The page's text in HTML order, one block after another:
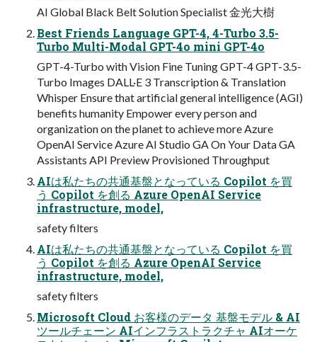
AI Global Black Belt Solution Specialist 金光大樹
Best Friends Language GPT-4, 4-Turbo 3.5-
Turbo Multi-Modal GPT-4o mini GPT-4o
GPT-4-Turbo with Vision Fine Tuning GPT-4 GPT-3.5-
Turbo Images DALL·E 3 Transcription & Translation
Whisper Ensure that artificial general intelligence (AGI)
benefits humanity Empower every person and
organization on the planet to achieve more Azure
OpenAI Service Azure AI Studio GA On Your Data GA
Assistants API Preview Provisioned Throughput
AIは私たちの共通基盤となっている Copilot を買
う Copilot を創る Azure OpenAI Service
infrastructure, model,
safety filters
AIは私たちの共通基盤となっている Copilot を買
う Copilot を創る Azure OpenAI Service
infrastructure, model,
safety filters
Microsoft Cloud お客様のデータ 基盤モデル & AI
ツールチェーン AIインフラストラクチャ AIオーケ